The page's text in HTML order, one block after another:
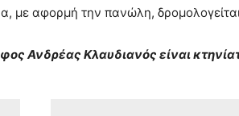
με αφορμή την πανώλη, δρομολογείται
Ανδρέας Κλαυδιανός είναι